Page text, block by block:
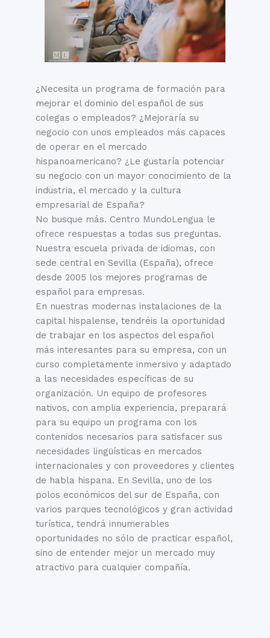
¿Necesita un programa de formación para
mejorar el dominio del español de sus
colegas o empleados? ¿Mejoraría su
negocio con unos empleados más capaces
de operar en el mercado
hispanoamericano? ¿Le gustaría potenciar
su negocio con un mayor conocimiento de la
industria, el mercado y la cultura
empresarial de España?
No busque más. Centro MundoLengua le
ofrece respuestas a todas sus preguntas.
Nuestra escuela privada de idiomas, con
sede central en Sevilla (España), ofrece
desde 2005 los mejores programas de
español para empresas.
En nuestras modernas instalaciones de la
capital hispalense, tendréis la oportunidad
de trabajar en los aspectos del español
más interesantes para su empresa, con un
curso completamente inmersivo y adaptado
a las necesidades específicas de su
organización. Un equipo de profesores
nativos, con amplia experiencia, preparará
para su equipo un programa con los
contenidos necesarios para satisfacer sus
necesidades lingüísticas en mercados
internacionales y con proveedores y clientes
de habla hispana. En Sevilla, uno de los
polos económicos del sur de España, con
varios parques tecnológicos y gran actividad
turística, tendrá innumerables
oportunidades no sólo de practicar español,
sino de entender mejor un mercado muy
atractivo para cualquier compañía.